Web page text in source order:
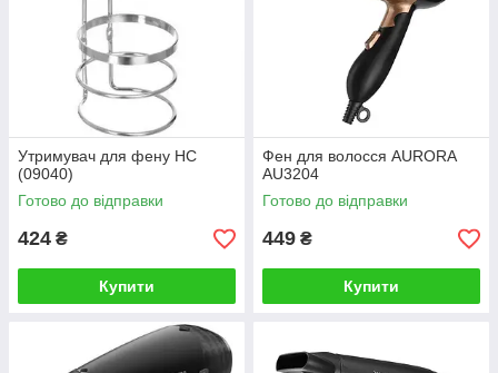
Утримувач для фену НС
(09040)
Готово до відправки
424 ₴
Купити
Фен для волосся AURORA
AU3204
Готово до відправки
449 ₴
Купити